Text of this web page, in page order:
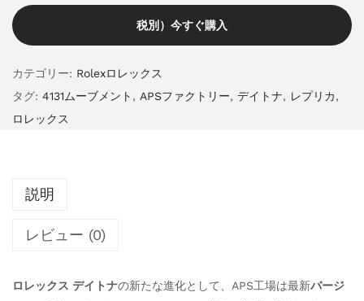
税別）今すぐ購入
カテゴリー: Rolexロレックス
タグ: 4131ムーブメント , APSファクトリー, デイトナ, レプリカ,
ロレックス
説明
レビュー (0)
ロレックス デイトナの新たな進化として、APS工場は最新バージ